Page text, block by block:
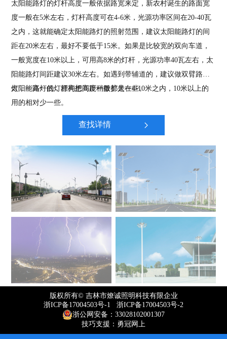
太阳能路灯的灯杆高度一般依据路宽来定，新农村诞生的路面宽
度一般在5米左右，灯杆高度可在4-6米，光源功率区间在20-40瓦
之内，这就能确定太阳能路灯的照射范围，建议太阳能路灯的间
距在20米左右，最好不要低于15米。如果是比较宽的双向车道，
一般宽度在10米以上，可用高8米的灯杆，光源功率40瓦左右，太
阳能路灯间距建议30米左右。如遇到带辅道的，建议做双臂路
灯，一高一低，漂亮把间距稍微扩大一些。
太阳能路灯的灯杆构想高度一般都是在4-10米之内，10米以上的
用的相对少一些。
查找详情
版权所有© 吉林市燎诚照明科技有限企业
浙ICP备17004503号-1 浙ICP备17004503号-2
浙公网安备：33028102001307
技巧支援：勇冠网上